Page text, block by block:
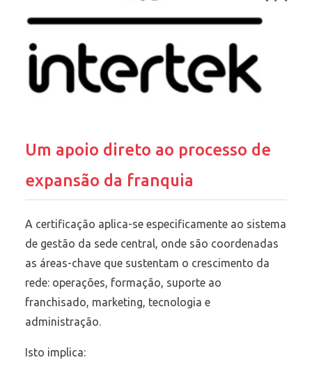
Um apoio direto ao processo de
expansão da franquia
A certificação aplica-se especificamente ao sistema
de gestão da sede central, onde são coordenadas
as áreas-chave que sustentam o crescimento da
rede: operações, formação, suporte ao
franchisado, marketing, tecnologia e
administração.
Isto implica: